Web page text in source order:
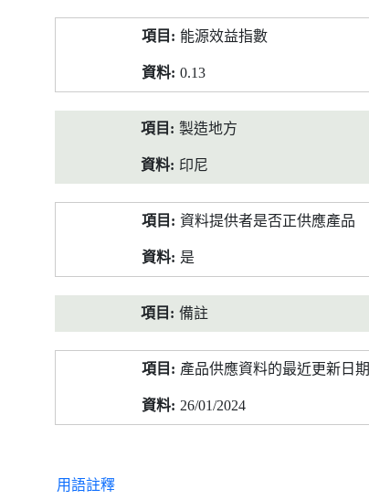
能源效益指數
0.13
製造地方
印尼
資料提供者是否正供應產品
是
備註
產品供應資料的最近更新日期
26/01/2024
用語註釋